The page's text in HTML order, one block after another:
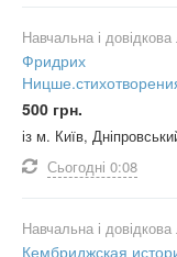
Навчальна і довідкова
Фридрих
500 грн.
із м. Київ,
Сьогодні 0:08
Навчальна і довідкова
Кембриджская